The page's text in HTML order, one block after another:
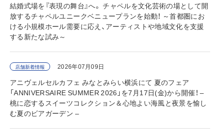
結婚式場を『表現の舞台』へ。 チャペルを文化芸術の場として開
放するチャペルユニークベニュープランを始動！ ～首都圏にお
ける小規模ホール需要に応え、アーティストや地域文化を支援
する新たな試み～
店舗新着情報 2026年07月09日
アニヴェルセルカフェ みなとみらい横浜にて 夏のフェア
「ANNIVERSAIRE SUMMER 2026」を7月17日(金)から開催！ –
桃に恋するスイーツコレクション＆心地よい海風と夜景を愉し
む夏のビアガーデン –